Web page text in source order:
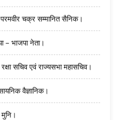
परमवीर चक्र सम्मानित सैनिक।
– भाजपा नेता।
सचिव एवं राज्यसभा महासचिव।
वैज्ञानिक।